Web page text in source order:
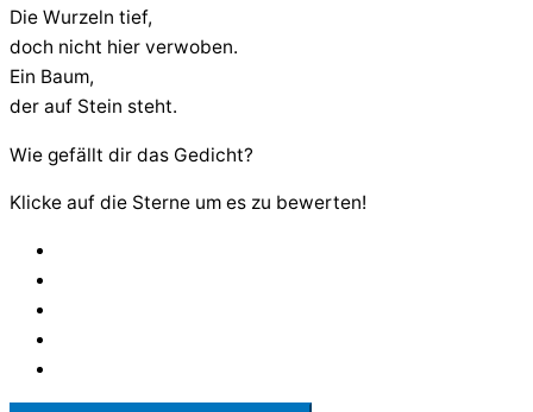
Die Wurzeln tief,
doch nicht hier verwoben.
Ein Baum,
der auf Stein steht.
Wie gefällt dir das Gedicht?
Klicke auf die Sterne um es zu bewerten!